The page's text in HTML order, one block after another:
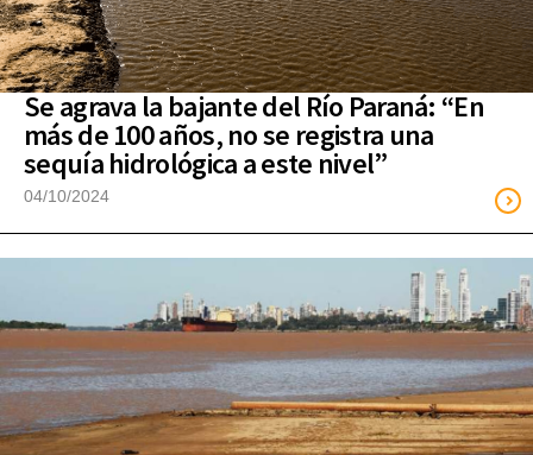
Se agrava la bajante del Río Paraná: “En
más de 100 años, no se registra una
sequía hidrológica a este nivel”
04/10/2024